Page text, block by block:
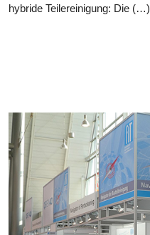
hybride Teilereinigung: Die (…)